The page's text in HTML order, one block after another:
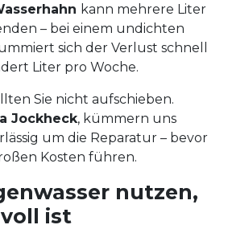
kann mehrere Liter
– bei einem undichten
sich der Verlust schnell
Liter pro Woche.
Sie nicht aufschieben.
Jockheck, kümmern uns
um die Reparatur – bevor
Kosten führen.
nutzen,
ist